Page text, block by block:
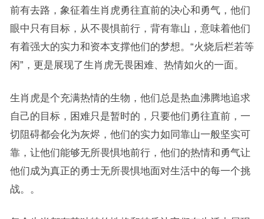
前有去路，象征着生肖虎勇往直前的决心和勇气，他们
眼中只有目标，从不畏惧前行，背有靠山，意味着他们
有着强大的实力和资本支撑他们的梦想。“火烧后栏若等
闲”，更是展现了生肖虎无畏困难、热情如火的一面。
生肖虎是个充满热情的生物，他们总是热血沸腾地追求
自己的目标，困难只是暂时的，只要他们勇往直前，一
切阻碍都会化为灰烬，他们的实力如同靠山一般坚实可
靠，让他们能够无所畏惧地前行，他们的热情和勇气让
他们成为真正的勇士无所畏惧地面对生活中的每一个挑
战。。